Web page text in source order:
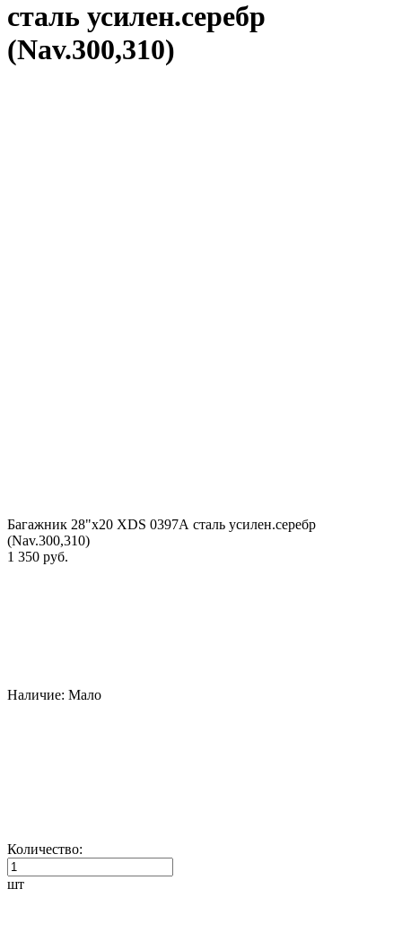
сталь усилен.серебр
(Nav.300,310)
Багажник 28"х20 XDS 0397А сталь усилен.серебр
(Nav.300,310)
1 350 руб.
Наличие: Мало
Количество:
шт